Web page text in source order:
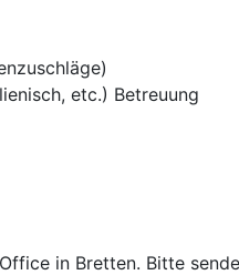
etc.) Betreuung
in Bretten. Bitte